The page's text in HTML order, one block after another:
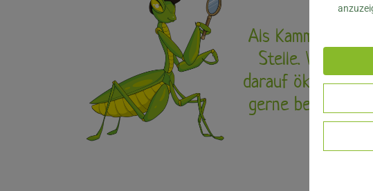
Als
Stelle. Wir
darauf
gerne bei der